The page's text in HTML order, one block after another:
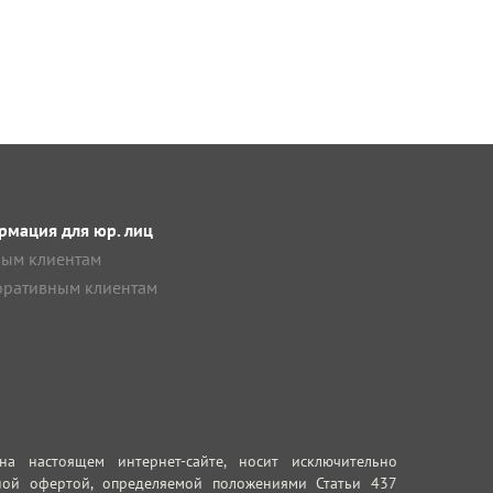
для юр. лиц
клиентам
клиентам
интернет-сайте, носит исключительно
офертой, определяемой положениями Статьи 437